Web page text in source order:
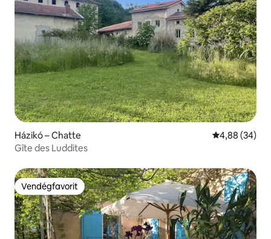
Házikó – Chatte Átlagos
4,88 (34)
Gîte des Luddites
Vendégfavorit
Vendégfavorit